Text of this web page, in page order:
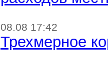
08.08 17:42
Трехмерное